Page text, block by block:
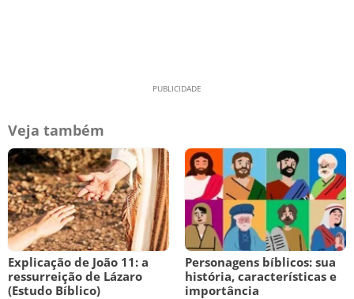
Veja também
Explicação de João 11: a
ressurreição de Lázaro
(Estudo Bíblico)
Personagens bíblicos: sua
história, características e
importância